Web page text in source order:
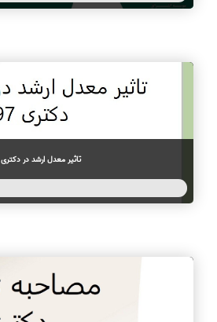
تاثیر معدل ارشد در دکتری